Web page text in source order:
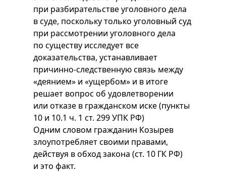
при разбирательстве уголовного дела
в суде, поскольку только уголовный суд
при рассмотрении уголовного дела
по существу исследует все
доказательства, устанавливает
причинно-следственную связь между
«деянием» и «ущербом» и в итоге
решает вопрос об удовлетворении
или отказе в гражданском иске (пункты
10 и 10.1 ч. 1 ст. 299 УПК РФ)
Одним словом гражданин Козырев
злоупотребляет своими правами,
действуя в обход закона (ст. 10 ГК РФ)
и это факт.